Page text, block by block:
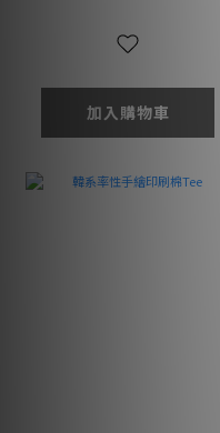
加入購物車